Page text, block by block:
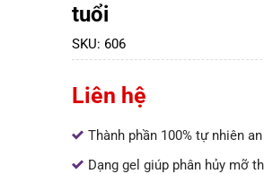
tuổi
SKU: 606
Liên hệ
Thành phần 100% tự nhiên
Dạng gel giúp phân hủy mỡ